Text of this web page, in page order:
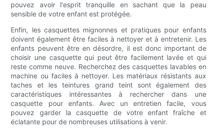
pouvez avoir l'esprit tranquille en sachant que la peau
sensible de votre enfant est protégée.
Enfin, les casquettes mignonnes et pratiques pour enfants
doivent également être faciles à nettoyer et à entretenir. Les
enfants peuvent être en désordre, il est donc important de
choisir une casquette qui peut être facilement lavée et qui
reste comme neuve. Recherchez des casquettes lavables en
machine ou faciles à nettoyer. Les matériaux résistants aux
taches et les teintures grand teint sont également des
caractéristiques intéressantes à rechercher dans une
casquette pour enfants. Avec un entretien facile, vous
pouvez garder la casquette de votre enfant fraîche et
éclatante pour de nombreuses utilisations à venir.